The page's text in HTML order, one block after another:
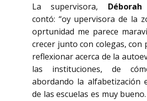
La supervisora,
contó: “oy upervisora de la
oprtunidad me parece
crecer junto con colegas, con
reflexionar acerca de la
las instituciones, de
abordando la alfabetización
de las escuelas es muy